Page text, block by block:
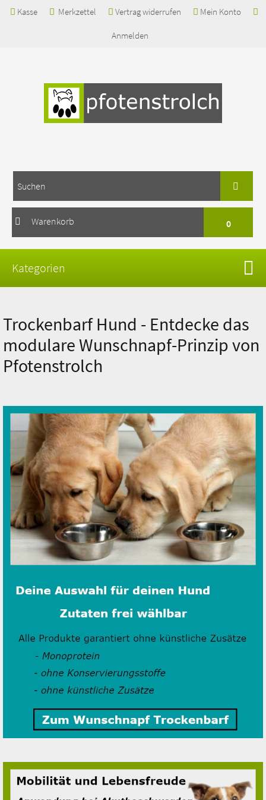
Kasse Merkzettel Vertrag widerrufen Mein Konto
Anmelden
Warenkorb 0
Ihr Warenkorb ist leer.
Kategorien
Rind
Hühnchen
Lamm
Ente
Kaninchen
Ziege
Insekten
Trockenbarf Complete
Fleisch Pur Trocken Barf
Hypoallergen Trocken Barf
Hühnchen
Lamm
Ente
Trockenbarf Hund - Entdecke das
modulare Wunschnapf-Prinzip von
Pfotenstrolch